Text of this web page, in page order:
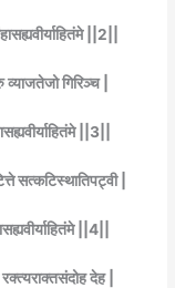
||2||
गिरिञ्च |
||3||
सत्कटिस्थातिपट्वी |
||4||
देह |